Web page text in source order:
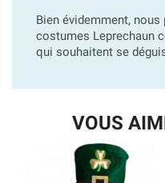
Bien évidemment,
costumes Leprechaun
qui souhaitent se
VOUS